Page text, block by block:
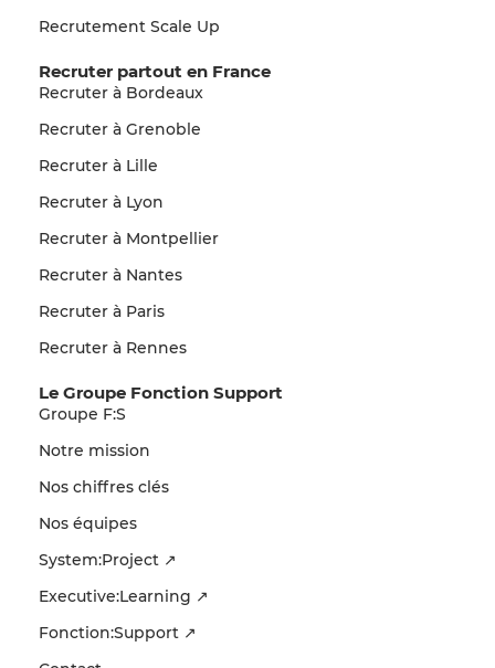
Recrutement Scale Up
Recruter partout en France
Recruter à Bordeaux
Recruter à Grenoble
Recruter à Lille
Recruter à Lyon
Recruter à Montpellier
Recruter à Nantes
Recruter à Paris
Recruter à Rennes
Le Groupe Fonction Support
Groupe F:S
Notre mission
Nos chiffres clés
Nos équipes
System:Project ↗
Executive:Learning ↗
Fonction:Support ↗